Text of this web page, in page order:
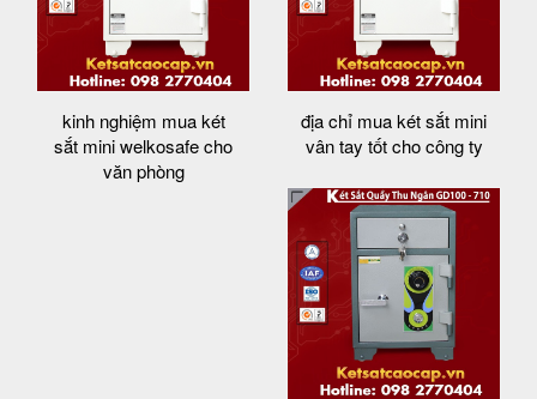
kinh nghiệm mua két
sắt mini welkosafe cho
văn phòng
địa chỉ mua két sắt mini
vân tay tốt cho công ty